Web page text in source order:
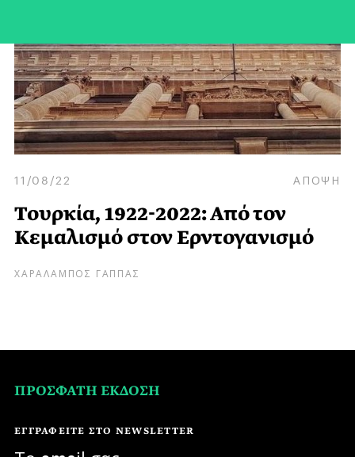
11/08/22 ΑΠΟΨΗ
Τουρκία, 1922-2022: Από τον
Κεμαλισμό στον Ερντογανισμό
ΧΑΡΑΛΑΜΠΟΣ ΓΑΠΠΑΣ
ΠΡΟΣΦΑΤΗ ΕΚΔΟΣΗ
ΕΓΓΡΑΦΕΙΤΕ ΣΤΟ NEWSLETTER